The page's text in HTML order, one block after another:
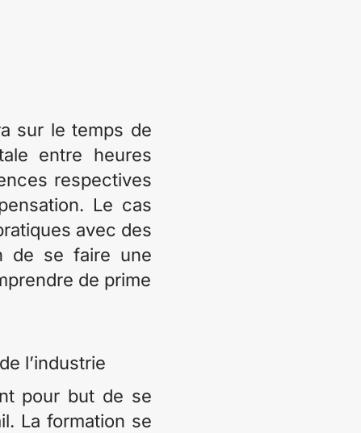
sur le temps de
entre heures
respectives
Le cas
avec des
de se faire une
de prime
l’industrie
pour but de se
La formation se